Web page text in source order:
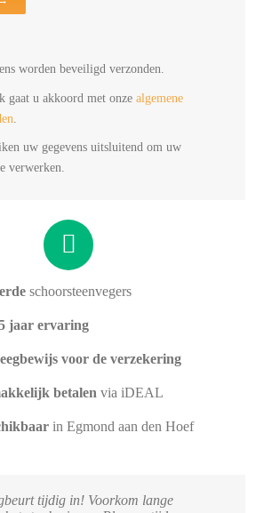
worden beveiligd verzonden.
gaat u akkoord met onze algemene
uw gegevens uitsluitend om uw
verwerken.
schoorsteenvegers
jaar ervaring
voor de verzekering
betalen via iDEAL
in Egmond aan den Hoef
tijdig in! Voorkom lange